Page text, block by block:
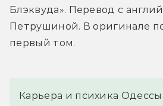
Блэквуда». Перевод с
Петрушиной. В оригинале
первый том.
Карьера и психика